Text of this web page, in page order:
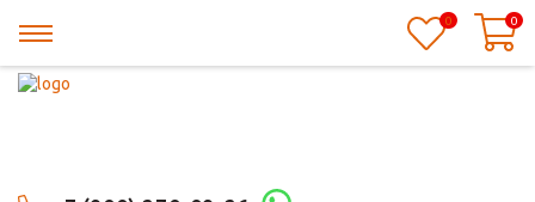
0 0